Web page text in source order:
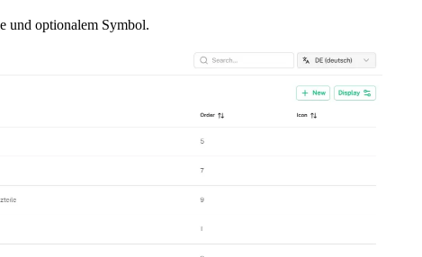
und optionalem Symbol.